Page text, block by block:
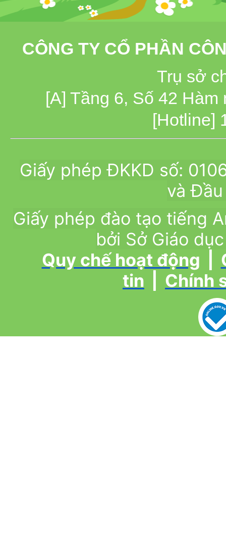
CÔNG TY CỔ PHẦN
Trụ sở
[A] Tầng 6, Số 42
[Hotline]
Giấy phép ĐKKD số:
và
Giấy phép đào tạo tiếng
bởi Sở Giáo
Quy chế hoạt động
tin
Chính